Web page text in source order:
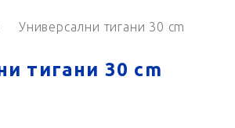
Универсални тигани 30 cm
тигани 30 cm